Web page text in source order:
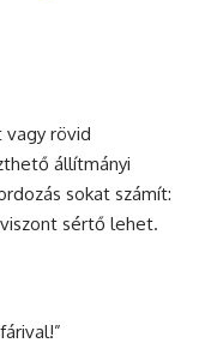
vagy rövid
állítmányi
sokat számít:
sértő lehet.